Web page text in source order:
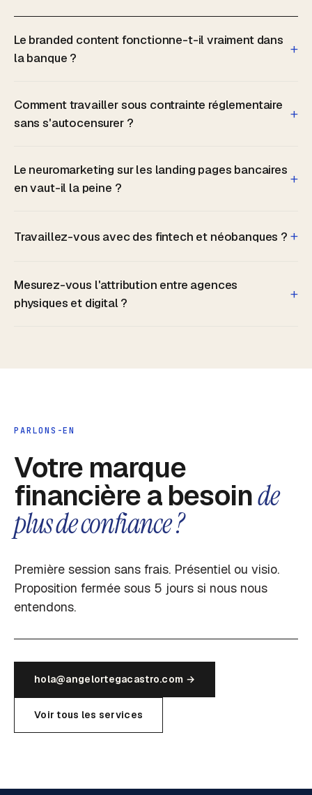
Le branded content fonctionne-t-il vraiment dans
la banque ?
+
Comment travailler sous contrainte réglementaire
sans s'autocensurer ?
+
Le neuromarketing sur les landing pages bancaires
en vaut-il la peine ?
+
Travaillez-vous avec des fintech et néobanques ? +
Mesurez-vous l'attribution entre agences
physiques et digital ?
+
PARLONS-EN
Votre marque
financière a besoinde
plus de confiance ?
Première session sans frais. Présentiel ou visio.
Proposition fermée sous 5 jours si nous nous
entendons.
hola@angelortegacastro.com →
Voir tous les services